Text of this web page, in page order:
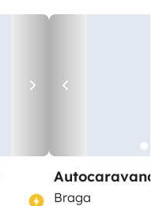
Braga